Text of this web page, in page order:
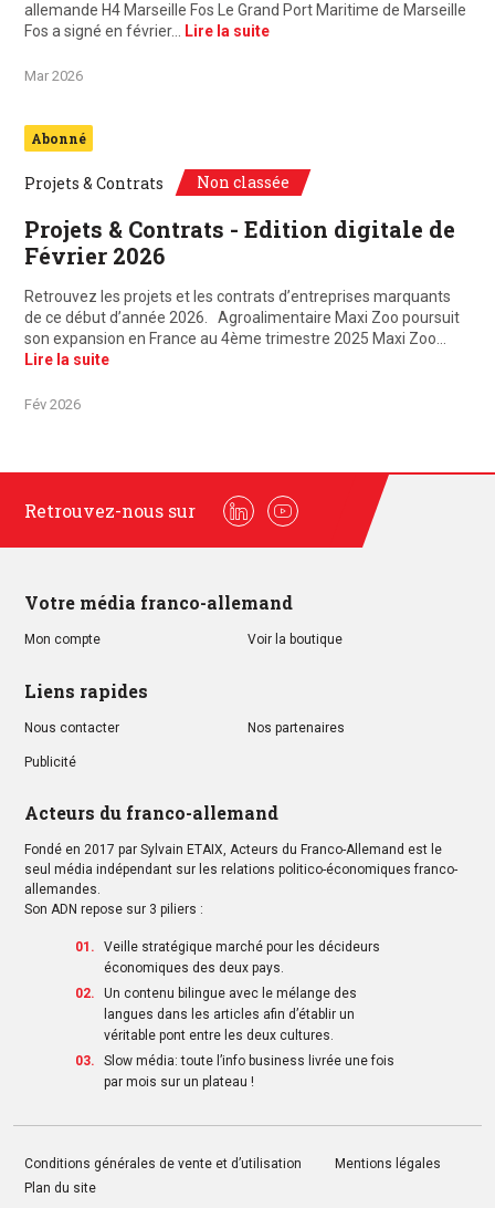
allemande H4 Marseille Fos Le Grand Port Maritime de Marseille
Fos a signé en février… Lire la suite
Mar 2026
Abonné
Projets & Contrats Non classée
Projets & Contrats - Edition digitale de
Février 2026
Retrouvez les projets et les contrats d’entreprises marquants
de ce début d’année 2026. Agroalimentaire Maxi Zoo poursuit
son expansion en France au 4ème trimestre 2025 Maxi Zoo…
Lire la suite
Fév 2026
Retrouvez-nous sur
LinkedinYoutube
Votre média franco-allemand
Mon compte Voir la boutique
Liens rapides
Nous contacter Nos partenaires
Publicité
Acteurs du franco-allemand
Fondé en 2017 par Sylvain ETAIX, Acteurs du Franco-Allemand est le
seul média indépendant sur les relations politico-économiques franco-
allemandes.
Son ADN repose sur 3 piliers :
Veille stratégique marché pour les décideurs
économiques des deux pays.
Un contenu bilingue avec le mélange des
langues dans les articles afin d’établir un
véritable pont entre les deux cultures.
Slow média: toute l’info business livrée une fois
par mois sur un plateau !
Conditions générales de vente et d’utilisation
Mentions légales
Plan du site